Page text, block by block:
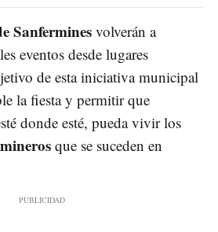
Sanfermines volverán a
eventos desde lugares
de esta iniciativa municipal
la fiesta y permitir que
donde esté, pueda vivir los
que se suceden en